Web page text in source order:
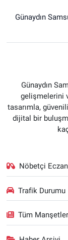
Günaydın
Günaydın
gelişmelerini
tasarımla,
dijital bir
Nöbetçi
Trafik Durumu
Tüm Manşetler